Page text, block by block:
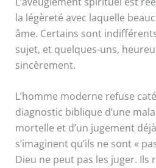
la légèreté avec laquelle
âme. Certains sont
sujet, et quelques-uns,
sincèrement.
L’homme moderne refuse
diagnostic biblique d’une
mortelle et d’un jugement
s’imaginent qu’ils ne sont «
Dieu ne peut pas les juger.